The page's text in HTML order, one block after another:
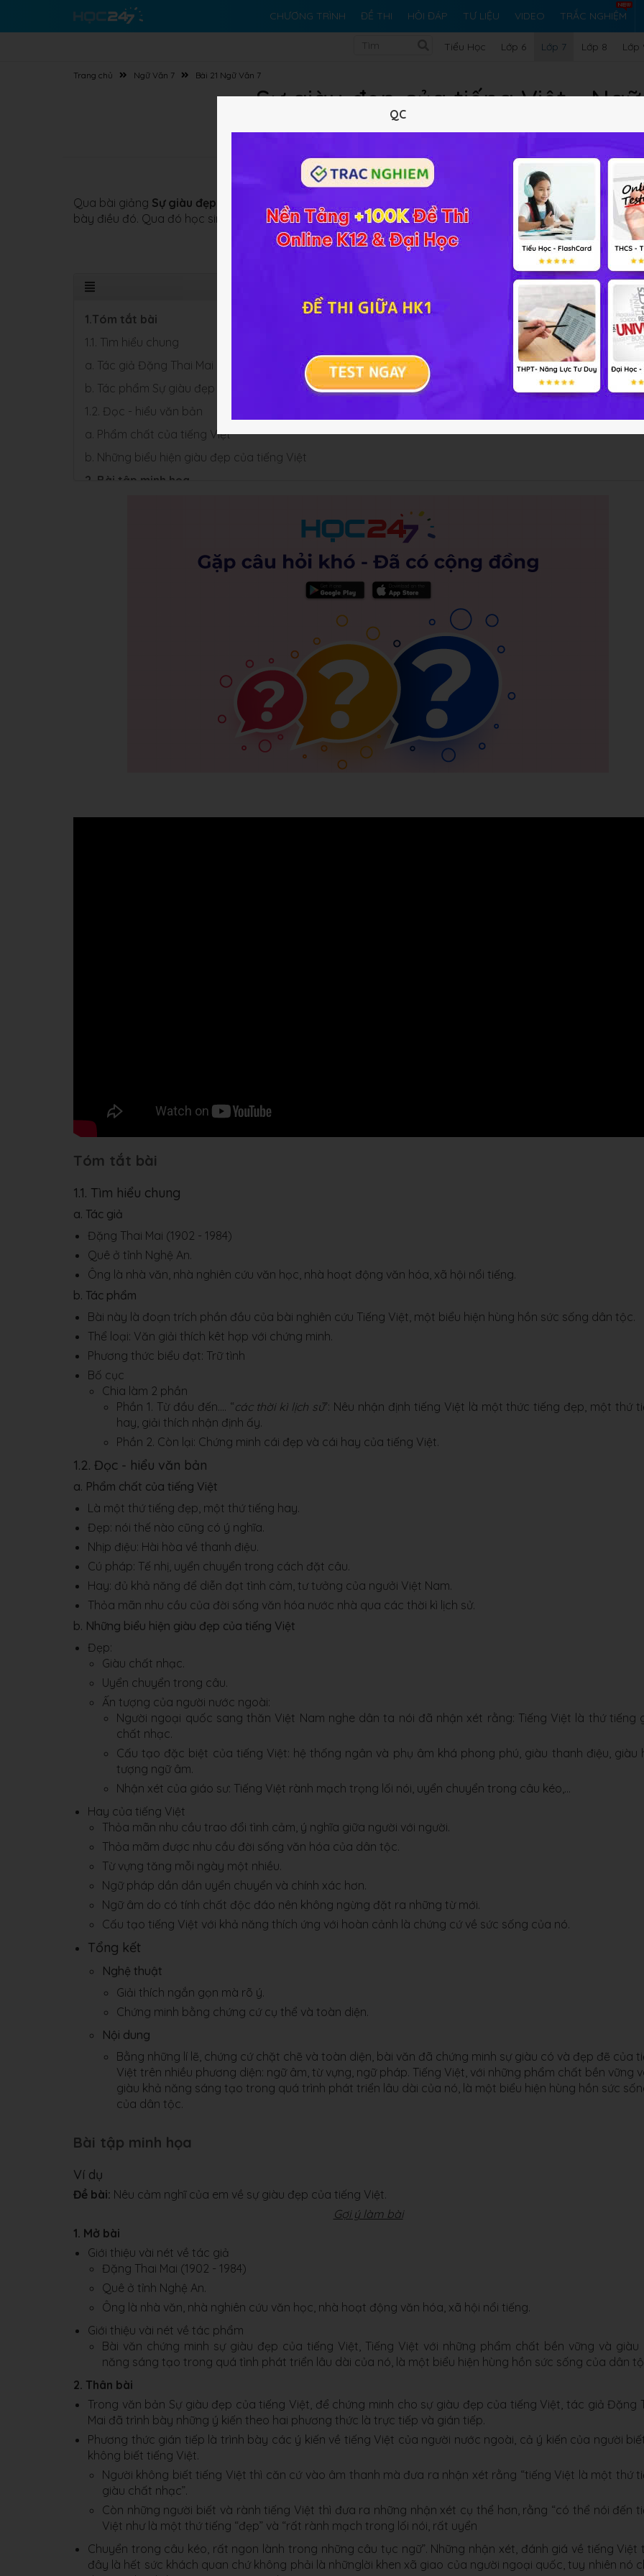
CHƯƠNG TRÌNH ĐỀ THI HỎI ĐÁP TƯ LIỆU VIDEO TRẮC NGHIỆM
Tiểu Học Lớp 6 Lớp 7 Lớp 8 Lớp
Trang chủ Ngữ Văn 7 Bài 21 Ngữ Văn 7
Sự giàu đẹp của tiếng Việt -
Qua bài giảng Sự giàu đẹp của tiếng Việt
giúp học sinh hiểu được cái đẹp của tiếng Việt và nghệ thuật
bày điều đó. Qua đó học sinh có tinh thầnbảo vệ và giữ gìn sự trong sáng của tiếng Việt.
1.Tóm tắt bài
1.1. Tìm hiểu chung
a. Tác giả Đặng Thai Mai
b. Tác phẩm Sự giàu đẹp của tiếng Việt
1.2. Đọc - hiểu văn bản
a. Phẩm chất của tiếng Việt
b. Những biểu hiện giàu đẹp của tiếng Việt
2. Bài tập minh họa
4. Hỏi đáp Bài Sự giàu đẹp của tiếng Việt
5. Một số bài văn mẫu về Sự giàu đẹp của tiếng Việt
Tóm tắt bài
1.1. Tìm hiểu chung
a. Tác giả
Đặng Thai Mai (1902 - 1984)
Quê ở tỉnh Nghệ An.
Ông là nhà văn, nhà nghiên cứu văn học, nhà hoạt động văn hóa, xã hội nổi tiếng.
b. Tác phẩm
Bài này là đoạn trích phần đầu của bài nghiên cứu Tiếng Việt, một biểu hiện hùng hồn sức sống dân tộc.
Thể loại: Văn giải thích kêt hợp với chứng minh.
Phương thức biểu đạt: Trữ tình
Bố cục
Chia làm 2 phần
Phần 1. Từ đầu đến.... “các thời kì lịch sử”: Nêu nhận định tiếng Việt là một thức tiếng đẹp, một thứ
hay, giải thích nhận định ấy.
Phần 2. Còn lại: Chứng minh cái đẹp và cái hay của tiếng Việt.
1.2. Đọc - hiểu văn bản
a. Phẩm chất của tiếng Việt
Là một thứ tiếng đẹp, một thứ tiếng hay.
Đẹp: nói thế nào cũng có ý nghĩa.
Nhịp điệu: Hài hòa về thanh điệu.
Cú pháp: Tế nhị, uyển chuyển trong cách đặt câu.
Hay: đủ khả năng để diễn đạt tình cảm, tư tưởng của ngưởi Việt Nam.
Thỏa mãn nhu cầu của đời sống văn hóa nước nhà qua các thời kì lịch sử.
b. Những biểu hiện giàu đẹp của tiếng Việt
Đẹp:
Giàu chất nhạc.
Uyển chuyển trong câu.
Ấn tượng của người nước ngoài:
Người ngoại quốc sang thăn Việt Nam nghe dân ta nói đã nhận xét rằng: Tiếng Việt là thứ tiếng
chất nhạc.
Cấu tạo đặc biệt của tiếng Việt: hệ thống ngân và phụ âm khá phong phú, giàu thanh điệu, giàu
tượng ngữ âm.
Nhận xét của giáo sư: Tiếng Việt rành mạch trọng lối nói, uyển chuyển trong câu kéo,...
Hay của tiếng Việt
Thỏa mãn nhu cầu trao đổi tình cảm, ý nghĩa giữa người với người.
Thỏa mãm được nhu cầu đời sống văn hóa của dân tộc.
Từ vựng tăng mỗi ngày một nhiều.
Ngữ pháp dần dần uyển chuyển và chính xác hơn.
Ngữ âm do có tính chất độc đáo nên không ngừng đặt ra những từ mới.
Cấu tạo tiếng Việt với khả năng thích ứng với hoàn cảnh là chứng cứ về sức sống của nó.
Tổng kết
Nghệ thuật
Giải thích ngắn gọn mà rõ ý.
Chứng minh bằng chứng cứ cụ thể và toàn diện.
Nội dung
Bằng những lí lẽ, chứng cứ chặt chẽ và toàn diện, bài văn đã chứng minh sự giàu có và đẹp đẽ của
Việt trên nhiều phương diện: ngữ âm, từ vựng, ngữ pháp. Tiếng Việt, với những phẩm chất bền vững
giàu khả năng sáng tạo trong quá trình phát triển lâu dài của nó, là một biểu hiện hùng hồn sức
của dân tộc.
Bài tập minh họa
Ví dụ
Đề bài: Nêu cảm nghĩ của em về sự giàu đẹp của tiếng Việt.
Gợi ý làm bài
1. Mở bài
Giới thiệu vài nét về tác giả
Đặng Thai Mai (1902 - 1984)
Quê ở tỉnh Nghệ An.
Ông là nhà văn, nhà nghiên cứu văn học, nhà hoạt động văn hóa, xã hội nổi tiếng.
Giới thiệu vài nét về tác phẩm
Bài văn chứng minh sự giàu đẹp của tiếng Việt, Tiếng Việt với những phẩm chất bền vững và giàu
năng sáng tạo trong quá tình phát triển lâu dài của nó, là một biểu hiện hùng hồn sức sống của dân
2. Thân bài
Trong văn bản Sự giàu đẹp của tiếng Việt, để chứng minh cho sự giàu đẹp của tiếng Việt, tác giả Đặng
Mai đã trình bày những ý kiến theo hai phương thức là trực tiếp và gián tiếp.
Phương thức gián tiếp là trình bày các ý kiến về tiếng Việt của người nước ngoài, cả ý kiến của người
không biết tiếng Việt.
Người không biết tiếng Việt thì căn cứ vào âm thanh mà đưa ra nhận xét rằng “tiếng Việt là một thứ
giàu chất nhạc”.
Còn những người biết và rành tiếng Việt thì đưa ra những nhận xét cụ thể hơn, rằng “có thể nói đến
Việt như là một thứ tiếng “đẹp” và “rất rành mạch trong lối nói, rất uyển
Chuyển trong câu kéo, rất ngon lành trong những câu tục ngữ”. Những nhận xét, đánh giá về tiếng Việt
đây là hết sức khách quan chứ không phải là nhữnglời khen xã giao của người ngoại quốc, tuy nhiên nó
QC